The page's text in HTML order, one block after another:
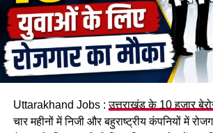
कहना है कि केशव नेगी पर ये आरोप हैं कि उन्होंने
बुझाने में मदद नहीं की।
Uttarakhand Jobs :उत्तराखंड के 10 हजार
चार महीनों में निजी और बहुराष्ट्रीय कंपनियों में